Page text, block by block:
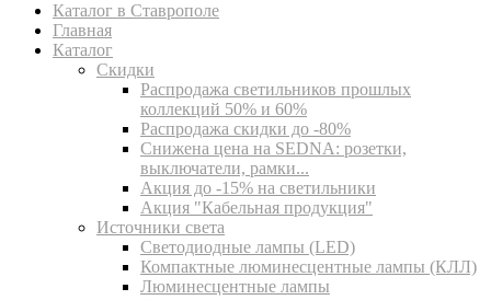
Каталог в Ставрополе
Главная
Каталог
Скидки
Распродажа светильников прошлых
коллекций 50% и 60%
Распродажа скидки до -80%
Cнижена цена на SEDNA: розетки,
выключатели, рамки...
Акция до -15% на светильники
Акция "Кабельная продукция"
Источники света
Светодиодные лампы (LED)
Компактные люминесцентные лампы (КЛЛ)
Люминесцентные лампы